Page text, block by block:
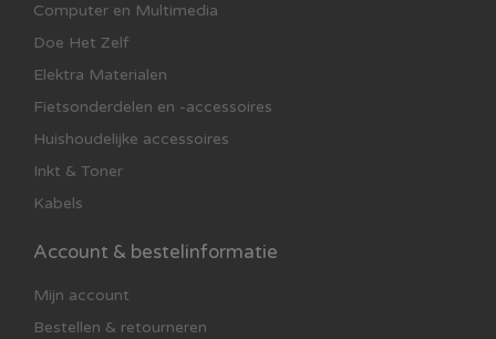
Computer en Multimedia
Doe Het Zelf
Elektra Materialen
Fietsonderdelen en -accessoires
Huishoudelijke accessoires
Inkt & Toner
Kabels
Account & bestelinformatie
Mijn account
Bestellen & retourneren